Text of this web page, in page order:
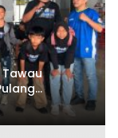
Tawau